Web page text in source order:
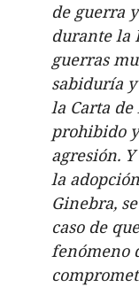
de guerra
durante la
guerras
sabiduría
la Carta de
prohibido
agresión.
la
Ginebra,
caso de
fenómeno